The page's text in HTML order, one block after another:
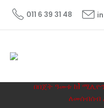
011 6 39 31 48
በበጀት ዓመቱ ከ1
ለመሰብሰብ